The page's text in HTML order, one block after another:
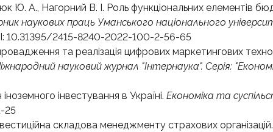
Ю. А., Нагорний В. І. Роль функціональних елементів
наукових праць Уманського національного
10.31395/2415-8240-2022-100-2-56-65
та реалізація цифрових маркетингових
науковий журнал "Інтернаука". Серія:
інвестування в Україні. Економіка та
25
складова менеджменту страхових